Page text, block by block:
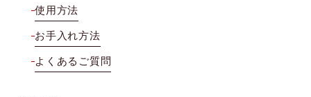
使用方法
お手入れ方法
よくあるご質問